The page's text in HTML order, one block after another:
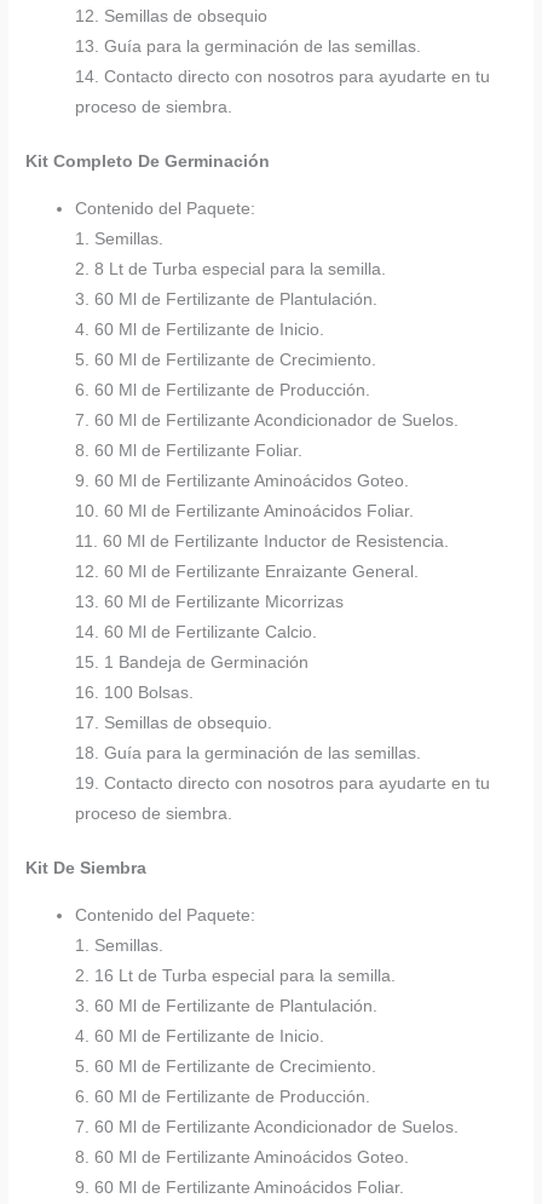
12. Semillas de obsequio
13. Guía para la germinación de las semillas.
14. Contacto directo con nosotros para ayudarte en tu
proceso de siembra.
Kit Completo De Germinación
Contenido del Paquete:
1. Semillas.
2. 8 Lt de Turba especial para la semilla.
3. 60 Ml de Fertilizante de Plantulación.
4. 60 Ml de Fertilizante de Inicio.
5. 60 Ml de Fertilizante de Crecimiento.
6. 60 Ml de Fertilizante de Producción.
7. 60 Ml de Fertilizante Acondicionador de Suelos.
8. 60 Ml de Fertilizante Foliar.
9. 60 Ml de Fertilizante Aminoácidos Goteo.
10. 60 Ml de Fertilizante Aminoácidos Foliar.
11. 60 Ml de Fertilizante Inductor de Resistencia.
12. 60 Ml de Fertilizante Enraizante General.
13. 60 Ml de Fertilizante Micorrizas
14. 60 Ml de Fertilizante Calcio.
15. 1 Bandeja de Germinación
16. 100 Bolsas.
17. Semillas de obsequio.
18. Guía para la germinación de las semillas.
19. Contacto directo con nosotros para ayudarte en tu
proceso de siembra.
Kit De Siembra
Contenido del Paquete:
1. Semillas.
2. 16 Lt de Turba especial para la semilla.
3. 60 Ml de Fertilizante de Plantulación.
4. 60 Ml de Fertilizante de Inicio.
5. 60 Ml de Fertilizante de Crecimiento.
6. 60 Ml de Fertilizante de Producción.
7. 60 Ml de Fertilizante Acondicionador de Suelos.
8. 60 Ml de Fertilizante Aminoácidos Goteo.
9. 60 Ml de Fertilizante Aminoácidos Foliar.